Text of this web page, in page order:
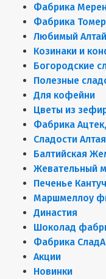
Фабрика
Фабрика Томер
Любимый Алтай
Козинаки и
Богородские
Полезные
Для кофейни
Цветы из
Фабрика
Сладости Алтая
Балтийская
Жевательный
Печенье
Маршмеллоу
Династия
Шоколад
Фабрика
Акции
Новинки